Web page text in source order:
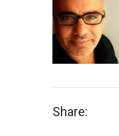
Share: